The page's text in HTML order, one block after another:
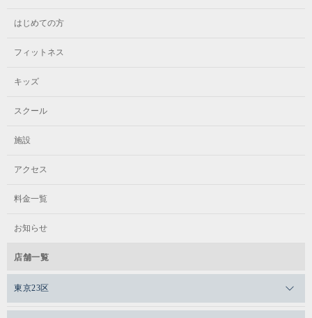
はじめての方
フィットネス
キッズ
スクール
施設
アクセス
料金一覧
お知らせ
店舗一覧
東京23区